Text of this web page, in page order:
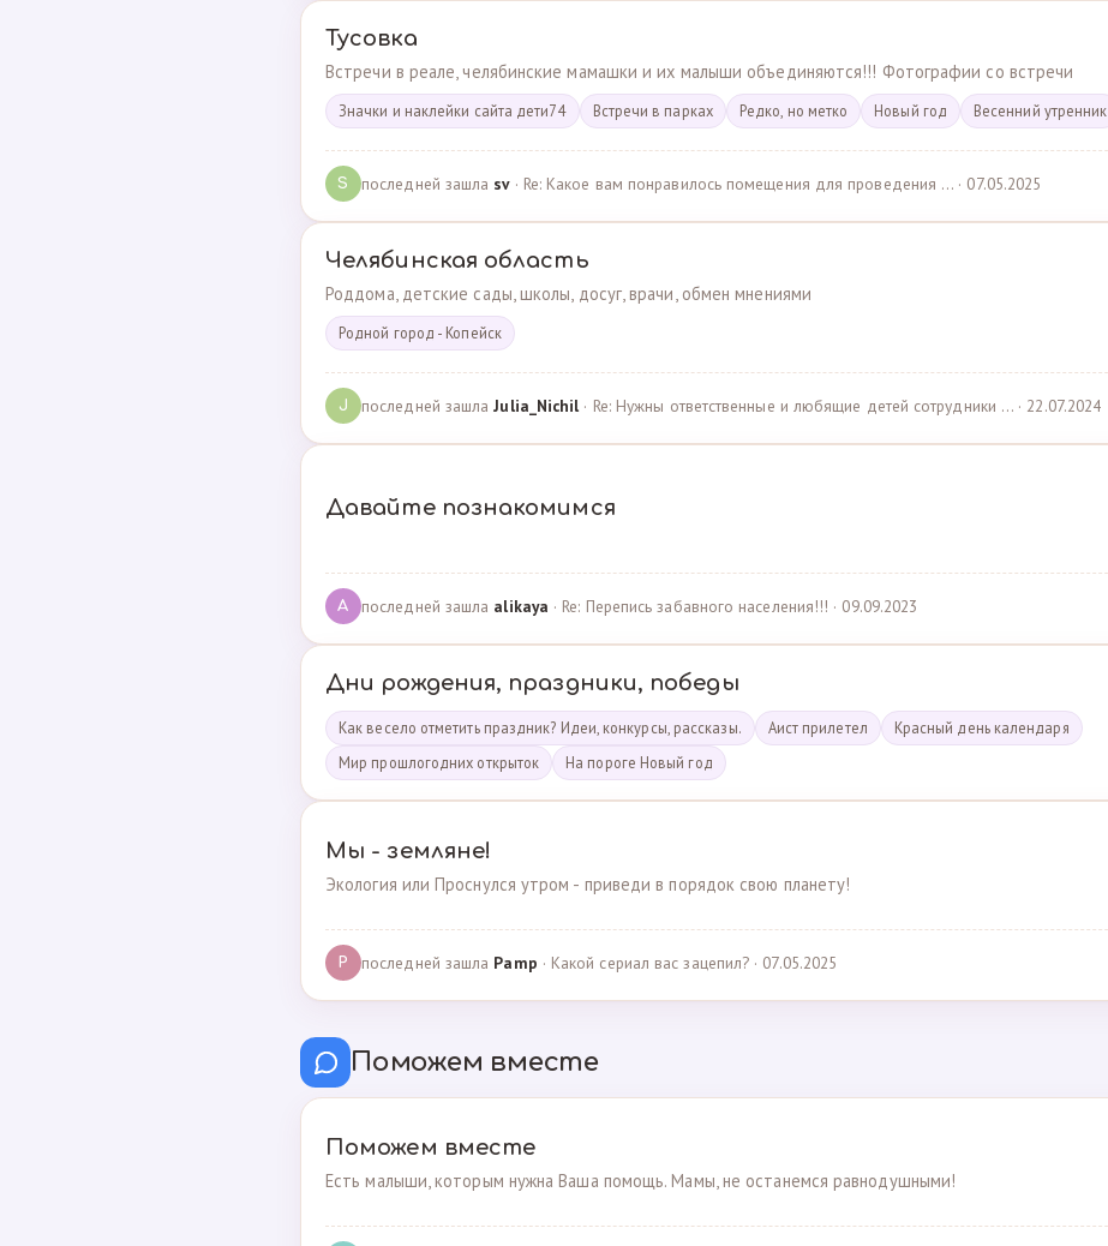
Тусовка
Встречи в реале, челябинские мамашки и их малыши объединяются!!! Фотографии со встречи
Значки и наклейки сайта дети74 Встречи в парках Редко, но метко Новый год Весенний утренник
S последней зашла sv· Re: Какое вам понравилось помещения для проведения … · 07.05.2025
Челябинская область
Роддома, детские сады, школы, досуг, врачи, обмен мнениями
Родной город - Копейск
J последней зашлаJulia_Nichil· Re: Нужны ответственные и любящие детей сотрудники … · 22.07.2024
Давайте познакомимся
A последней зашла alikaya · Re: Перепись забавного населения!!! · 09.09.2023
Дни рождения, праздники, победы
Как весело отметить праздник? Идеи, конкурсы, рассказы. Аист прилетел
Красный день календаря
Мир прошлогодних открыток
На пороге Новый год
Мы - земляне!
Экология или Проснулся утром - приведи в порядок свою планету!
P последней зашла Pamp · Какой сериал вас зацепил? · 07.05.2025
Поможем вместе
Поможем вместе
Есть малыши, которым нужна Ваша помощь. Мамы, не останемся равнодушными!